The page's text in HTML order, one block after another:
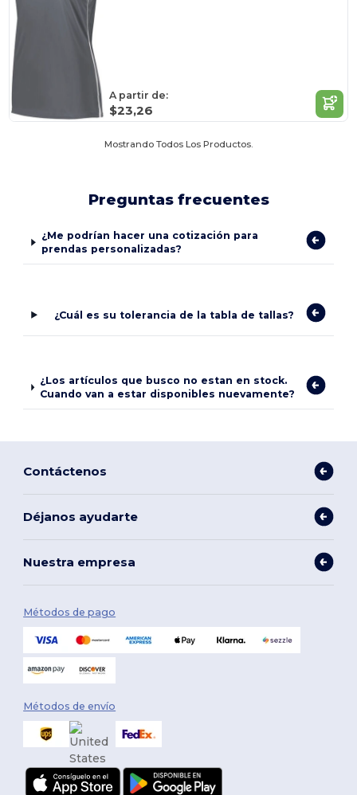
A partir de:
$23,26
Mostrando Todos Los Productos.
Preguntas frecuentes
¿Me podrían hacer una cotización para
prendas personalizadas?
¿Cuál es su tolerancia de la tabla de tallas?
¿Los artículos que busco no estan en stock.
Cuando van a estar disponibles nuevamente?
Contáctenos
Déjanos ayudarte
Nuestra empresa
Métodos de pago
Métodos de envío